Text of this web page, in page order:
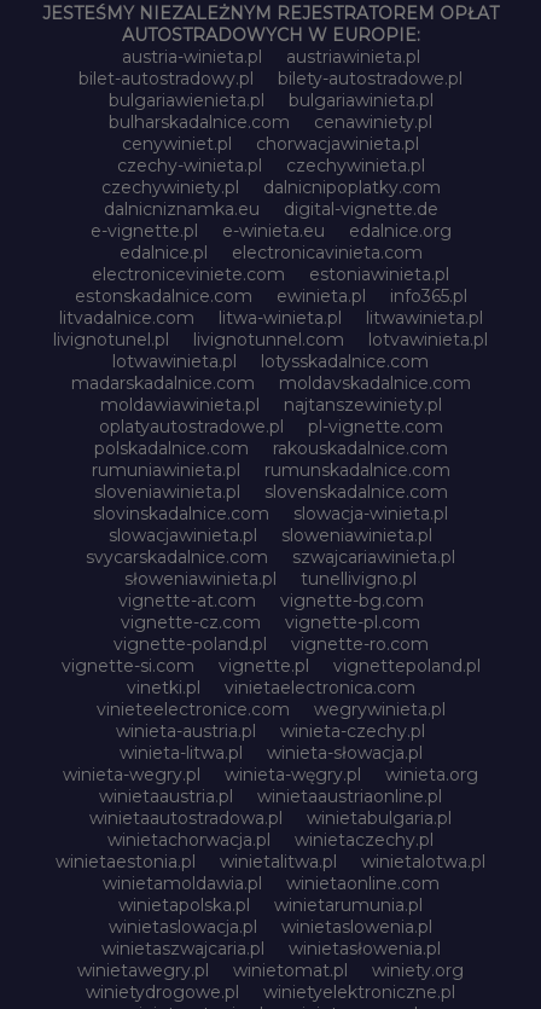
JESTEŚMY NIEZALEŻNYM REJESTRATOREM OPŁAT
AUTOSTRADOWYCH W EUROPIE:
austria-winieta.pl
austriawinieta.pl
bilet-autostradowy.pl
bilety-autostradowe.pl
bulgariawienieta.pl
bulgariawinieta.pl
bulharskadalnice.com
cenawiniety.pl
cenywiniet.pl
chorwacjawinieta.pl
czechy-winieta.pl
czechywinieta.pl
czechywiniety.pl
dalnicnipoplatky.com
dalnicniznamka.eu
digital-vignette.de
e-vignette.pl
e-winieta.eu
edalnice.org
edalnice.pl
electronicavinieta.com
electroniceviniete.com
estoniawinieta.pl
estonskadalnice.com
ewinieta.pl
info365.pl
litvadalnice.com
litwa-winieta.pl
litwawinieta.pl
livignotunel.pl
livignotunnel.com
lotvawinieta.pl
lotwawinieta.pl
lotysskadalnice.com
madarskadalnice.com
moldavskadalnice.com
moldawiawinieta.pl
najtanszewiniety.pl
oplatyautostradowe.pl
pl-vignette.com
polskadalnice.com
rakouskadalnice.com
rumuniawinieta.pl
rumunskadalnice.com
sloveniawinieta.pl
slovenskadalnice.com
slovinskadalnice.com
slowacja-winieta.pl
slowacjawinieta.pl
sloweniawinieta.pl
svycarskadalnice.com
szwajcariawinieta.pl
słoweniawinieta.pl
tunellivigno.pl
vignette-at.com
vignette-bg.com
vignette-cz.com
vignette-pl.com
vignette-poland.pl
vignette-ro.com
vignette-si.com
vignette.pl
vignettepoland.pl
vinetki.pl
vinietaelectronica.com
vinieteelectronice.com
wegrywinieta.pl
winieta-austria.pl
winieta-czechy.pl
winieta-litwa.pl
winieta-słowacja.pl
winieta-wegry.pl
winieta-węgry.pl
winieta.org
winietaaustria.pl
winietaaustriaonline.pl
winietaautostradowa.pl
winietabulgaria.pl
winietachorwacja.pl
winietaczechy.pl
winietaestonia.pl
winietalitwa.pl
winietalotwa.pl
winietamoldawia.pl
winietaonline.com
winietapolska.pl
winietarumunia.pl
winietaslowacja.pl
winietaslowenia.pl
winietaszwajcaria.pl
winietasłowenia.pl
winietawegry.pl
winietomat.pl
winiety.org
winietydrogowe.pl
winietyelektroniczne.pl